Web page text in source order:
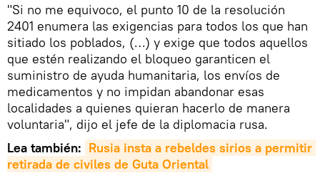
"Si no me equivoco, el punto 10 de la resolución
2401 enumera las exigencias para todos los que han
sitiado los poblados, (…) y exige que todos aquellos
que estén realizando el bloqueo garanticen el
suministro de ayuda humanitaria, los envíos de
medicamentos y no impidan abandonar esas
localidades a quienes quieran hacerlo de manera
voluntaria", dijo el jefe de la diplomacia rusa.
Lea también: Rusia insta a rebeldes sirios a permitir
retirada de civiles de Guta Oriental